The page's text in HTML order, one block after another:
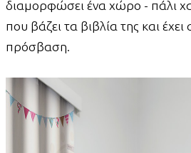
διαμορφώσει ένα χώρο - πάλι
που βάζει τα βιβλία της και
πρόσβαση.